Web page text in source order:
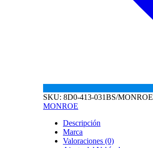
SKU: 8D0-413-031BS/MONROE
MONROE
Descripción
Marca
Valoraciones (0)